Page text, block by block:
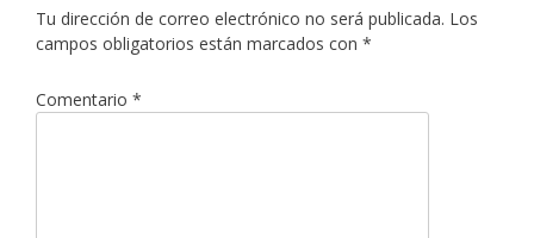
Tu dirección de correo electrónico no será publicada. Los
campos obligatorios están marcados con *
Comentario *